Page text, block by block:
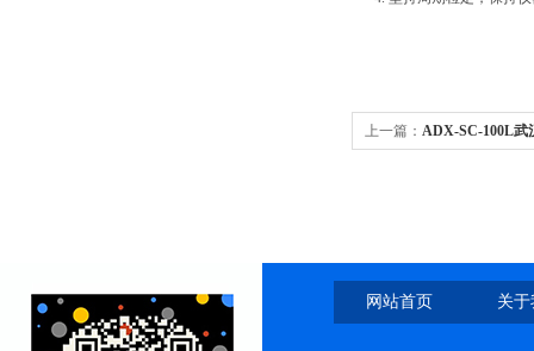
上一篇： ADX-SC-100L武
网站首页 关